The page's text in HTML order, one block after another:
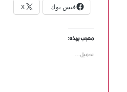
فيس بوك X
معجب بهذه:
تحميل...